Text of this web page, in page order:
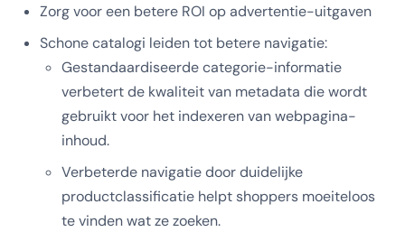
Zorg voor een betere ROI op advertentie-uitgaven
Schone catalogi leiden tot betere navigatie:
Gestandaardiseerde categorie-informatie
verbetert de kwaliteit van metadata die wordt
gebruikt voor het indexeren van webpagina-
inhoud.
Verbeterde navigatie door duidelijke
productclassificatie helpt shoppers moeiteloos
te vinden wat ze zoeken.